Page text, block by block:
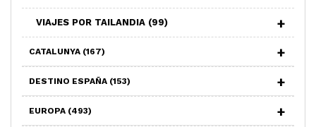
VIAJES POR TAILANDIA (99)
CATALUNYA (167)
DESTINO ESPAÑA (153)
EUROPA (493)